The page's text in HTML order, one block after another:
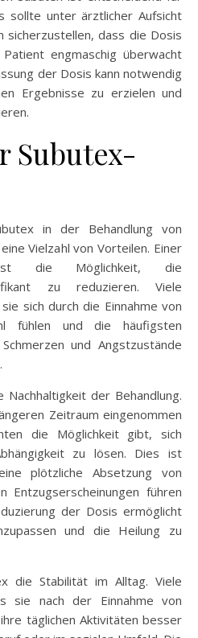
sollte unter ärztlicher Aufsicht
sicherzustellen, dass die Dosis
engmaschig überwacht
der Dosis kann notwendig
Ergebnisse zu erzielen und
Subutex-
in der Behandlung von
Vielzahl von Vorteilen. Einer
die Möglichkeit, die
zu reduzieren. Viele
sich durch die Einnahme von
fühlen und die häufigsten
und Angstzustände
der Behandlung.
Zeitraum eingenommen
die Möglichkeit gibt, sich
zu lösen. Dies ist
plötzliche Absetzung von
führen
der Dosis ermöglicht
und die Heilung zu
die Stabilität im Alltag. Viele
sie nach der Einnahme von
täglichen Aktivitäten besser